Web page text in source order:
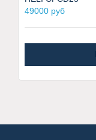
49000 руб